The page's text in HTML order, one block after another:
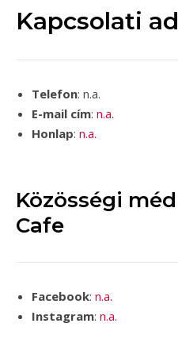
Kapcsolati
Telefon: n.a.
E-mail cím: n.a.
Honlap: n.a.
Közösségi
Cafe
Facebook: n.a.
Instagram: n.a.